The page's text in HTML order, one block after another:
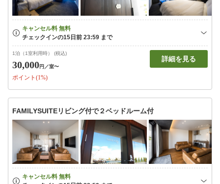
1泊（1室利用時） (税込)
30,000円 ／室〜
ポイント(1%)
詳細を見る
FAMILYSUITEリビング付で２ベッドルーム付